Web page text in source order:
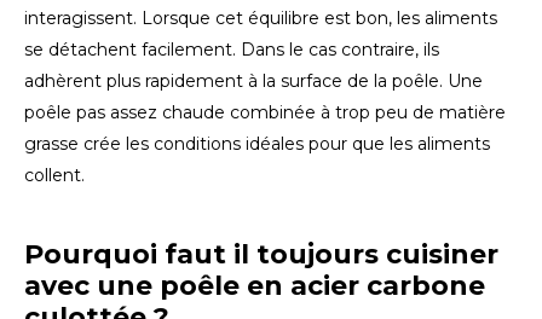
MXN
NOK
PHP
PLN
interagissent. Lorsque cet équilibre est bon, les aliments
se détachent facilement. Dans le cas contraire, ils
adhèrent plus rapidement à la surface de la poêle. Une
poêle pas assez chaude combinée à trop peu de matière
grasse crée les conditions idéales pour que les aliments
collent.
Pourquoi faut il toujours cuisiner
avec une poêle en acier carbone